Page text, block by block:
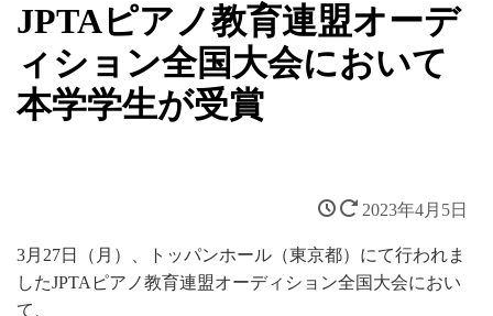
JPTAピアノ教育連盟オーデ
ィション全国大会において
本学学生が受賞
2023年4月5日
3月27日（月）、トッパンホール（東京都）にて行われま
したJPTAピアノ教育連盟オーディション全国大会におい
て、